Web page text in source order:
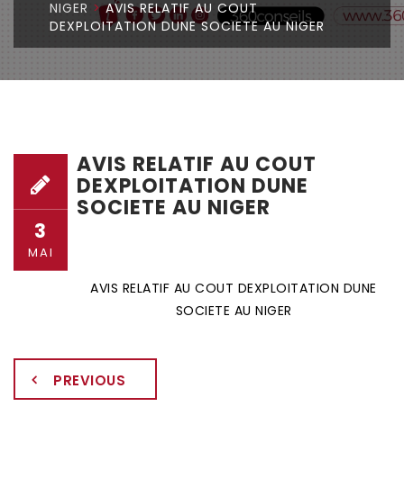
NIGER >AVIS RELATIF AU COUT
DEXPLOITATION DUNE SOCIETE AU NIGER
3
MAI
AVIS RELATIF AU COUT
DEXPLOITATION DUNE
SOCIETE AU NIGER
AVIS RELATIF AU COUT DEXPLOITATION DUNE
SOCIETE AU NIGER
PREVIOUS